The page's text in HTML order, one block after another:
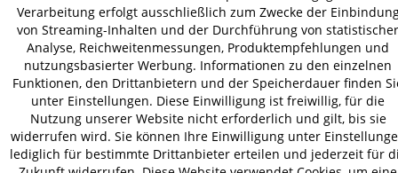
Verarbeitung erfolgt ausschließlich zum Zwecke der
von Streaming-Inhalten und der Durchführung von statistischer
Analyse, Reichweitenmessungen, Produktempfehlungen und
nutzungsbasierter Werbung. Informationen zu den einzelnen
Funktionen, den Drittanbietern und der Speicherdauer finden
unter Einstellungen. Diese Einwilligung ist freiwillig, für die
Nutzung unserer Website nicht erforderlich und gilt, bis sie
widerrufen wird. Sie können Ihre Einwilligung unter
lediglich für bestimmte Drittanbieter erteilen und jederzeit für